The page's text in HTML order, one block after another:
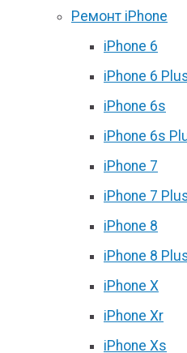
Ремонт iPhone
iPhone 6
iPhone 6
iPhone 6s
iPhone 6s
iPhone 7
iPhone 7
iPhone 8
iPhone 8
iPhone X
iPhone Xr
iPhone Xs